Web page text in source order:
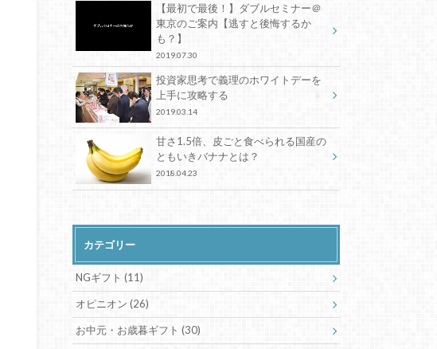
【最初で最後！】ダブルセミナー＠
東京のご案内【逃すと後悔するか
も？】
2019.07.30
投資家思考で義理のホワイトデーを
上手に攻略する
2019.03.14
甘さ1.5倍、皮ごと食べられる国産の
ともいきバナナとは？
2018.04.23
カテゴリー
NGギフト (11)
オピニオン (26)
お中元・お歳暮ギフト (30)